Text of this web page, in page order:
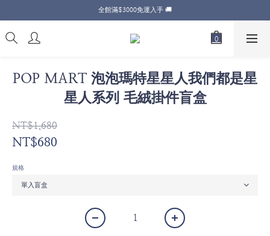
全館滿$3000免運入手 🚚
POP MART 泡泡瑪特星星人我們都是星
星人系列 毛絨掛件盲盒
NT$1,680
NT$680
規格